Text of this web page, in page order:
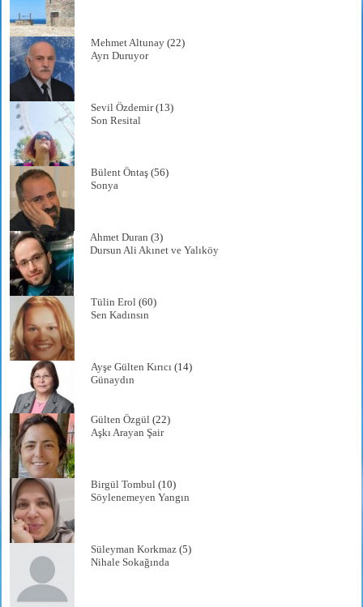
Mehmet Altunay (22)
Ayrı Duruyor
Sevil Özdemir(13)
Son Resital
Bülent Öntaş (56)
Sonya
Ahmet Duran (3)
Dursun Ali Akınet ve Yalıköy
Tülin Erol (60)
Sen Kadınsın
Ayşe Gülten Kırıcı (14)
Günaydın
Gülten Özgül (22)
Aşkı Arayan Şair
Birgül Tombul (10)
Söylenemeyen Yangın
Süleyman Korkmaz (5)
Nihale Sokağında